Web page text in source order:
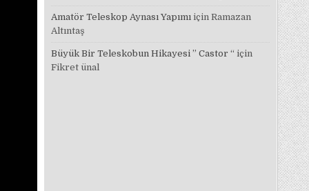
Amatör Teleskop Aynası Yapımı için Ramazan
Altıntaş
Büyük Bir Teleskobun Hikayesi ” Castor “ için
Fikret ünal